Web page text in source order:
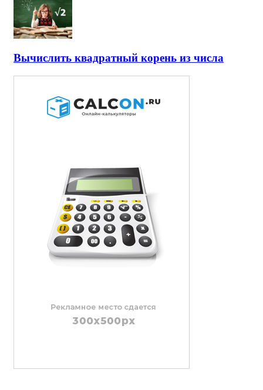
Вычислить квадратный корень из числа